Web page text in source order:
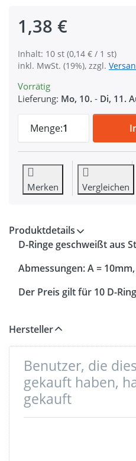
1,38 €
Inhalt: 10 st (0,14 € / 1 st)
inkl. MwSt. (19%), zzgl.
Vorrätig
Lieferung: Mo, 10. - Di, 11.
Menge:1
10mm D-
Merken Vergleichen
Produktdetails
D-Ringe geschweißt aus
Abmessungen: A =
Der Preis gilt für 10 D-
Hersteller
Benutzer, die
gekauft haben,
gekauft